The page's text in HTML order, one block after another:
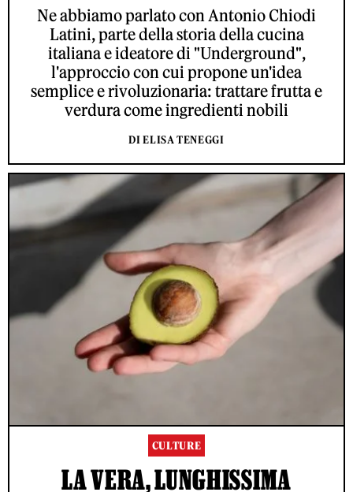
Ne abbiamo parlato con Antonio Chiodi
Latini, parte della storia della cucina
italiana e ideatore di "Underground",
l'approccio con cui propone un'idea
semplice e rivoluzionaria: trattare frutta e
verdura come ingredienti nobili
DI ELISA TENEGGI
CULTURE
LA VERA, LUNGHISSIMA